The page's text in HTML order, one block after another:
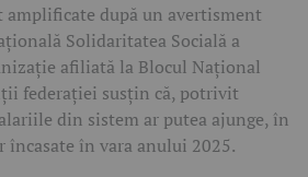
după un avertisment
Solidaritatea Socială a
afiliată la Blocul Național
federației susțin că, potrivit
din sistem ar putea ajunge, în
încasate în vara anului 2025.